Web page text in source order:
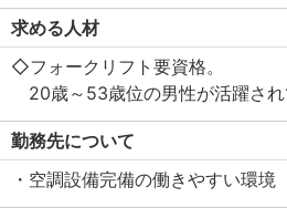
求める人材
◇フォークリフト要資格。
20歳～53歳位の男性が活躍され
勤務先について
・空調設備完備の働きやすい環境